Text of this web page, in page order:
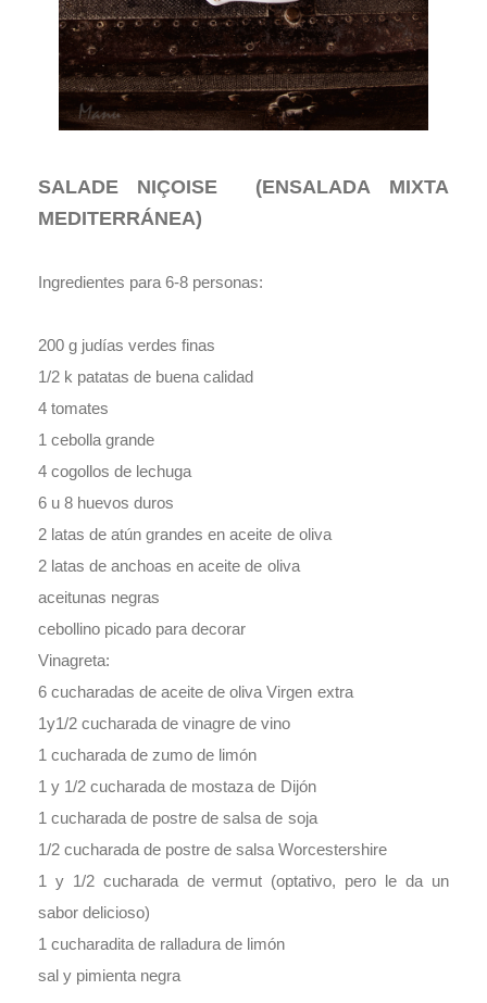
SALADE NIÇOISE (ENSALADA MIXTA
MEDITERRÁNEA)
Ingredientes para 6-8 personas:
200 g judías verdes finas
1/2 k patatas de buena calidad
4 tomates
1 cebolla grande
4 cogollos de lechuga
6 u 8 huevos duros
2 latas de atún grandes en aceite de oliva
2 latas de anchoas en aceite de oliva
aceitunas negras
cebollino picado para decorar
Vinagreta:
6 cucharadas de aceite de oliva Virgen extra
1y1/2 cucharada de vinagre de vino
1 cucharada de zumo de limón
1 y 1/2 cucharada de mostaza de Dijón
1 cucharada de postre de salsa de soja
1/2 cucharada de postre de salsa Worcestershire
1 y 1/2 cucharada de vermut (optativo, pero le da un
sabor delicioso)
1 cucharadita de ralladura de limón
sal y pimienta negra